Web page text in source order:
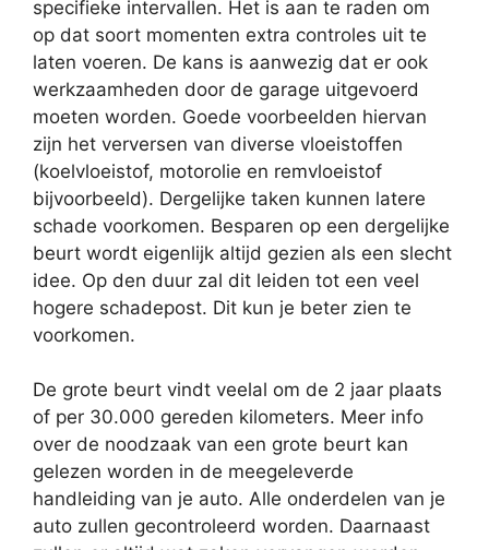
specifieke intervallen. Het is aan te raden om
op dat soort momenten extra controles uit te
laten voeren. De kans is aanwezig dat er ook
werkzaamheden door de garage uitgevoerd
moeten worden. Goede voorbeelden hiervan
zijn het verversen van diverse vloeistoffen
(koelvloeistof, motorolie en remvloeistof
bijvoorbeeld). Dergelijke taken kunnen latere
schade voorkomen. Besparen op een dergelijke
beurt wordt eigenlijk altijd gezien als een slecht
idee. Op den duur zal dit leiden tot een veel
hogere schadepost. Dit kun je beter zien te
voorkomen.
De grote beurt vindt veelal om de 2 jaar plaats
of per 30.000 gereden kilometers. Meer info
over de noodzaak van een grote beurt kan
gelezen worden in de meegeleverde
handleiding van je auto. Alle onderdelen van je
auto zullen gecontroleerd worden. Daarnaast